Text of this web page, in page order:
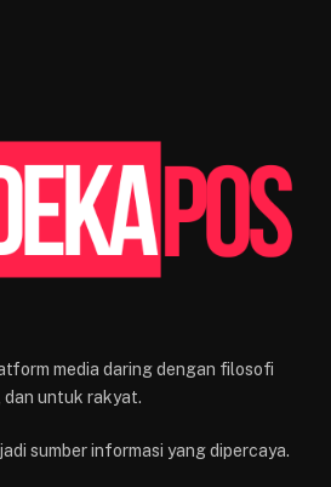
media daring dengan filosofi
untuk rakyat.
sumber informasi yang dipercaya.